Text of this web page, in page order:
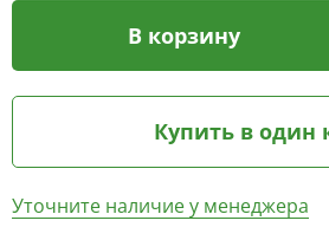
В корзину
Купить в один
Уточните наличие у менеджера